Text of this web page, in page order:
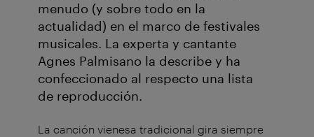
menudo (y sobre todo en la
actualidad) en el marco de festivales
musicales. La experta y cantante
Agnes Palmisano la describe y ha
confeccionado al respecto una lista
de reproducción.
La canción vienesa tradicional gira siempre